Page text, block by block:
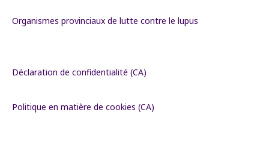
Organismes provinciaux de lutte contre le lupus
Déclaration de confidentialité (CA)
Politique en matière de cookies (CA)